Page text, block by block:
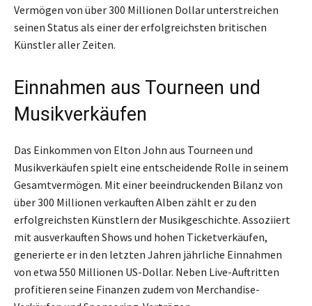
Vermögen von über 300 Millionen Dollar unterstreichen
seinen Status als einer der erfolgreichsten britischen
Künstler aller Zeiten.
Einnahmen aus Tourneen und
Musikverkäufen
Das Einkommen von Elton John aus Tourneen und
Musikverkäufen spielt eine entscheidende Rolle in seinem
Gesamtvermögen. Mit einer beeindruckenden Bilanz von
über 300 Millionen verkauften Alben zählt er zu den
erfolgreichsten Künstlern der Musikgeschichte. Assoziiert
mit ausverkauften Shows und hohen Ticketverkäufen,
generierte er in den letzten Jahren jährliche Einnahmen
von etwa 550 Millionen US-Dollar. Neben Live-Auftritten
profitieren seine Finanzen zudem von Merchandise-